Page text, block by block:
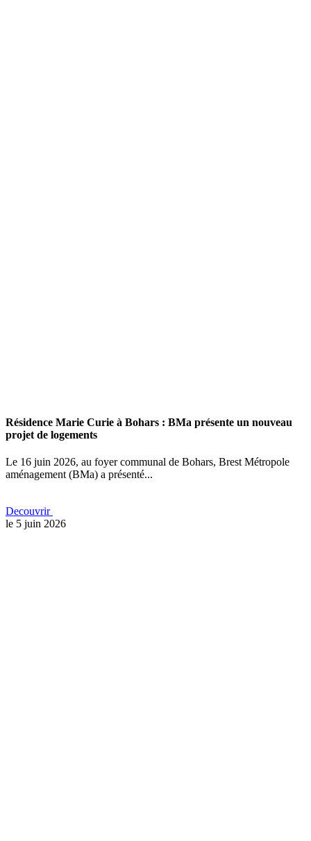
Résidence Marie Curie à Bohars : BMa présente un nouveau
projet de logements
Le 16 juin 2026, au foyer communal de Bohars, Brest Métropole
aménagement (BMa) a présenté...
Decouvrir
le 5 juin 2026